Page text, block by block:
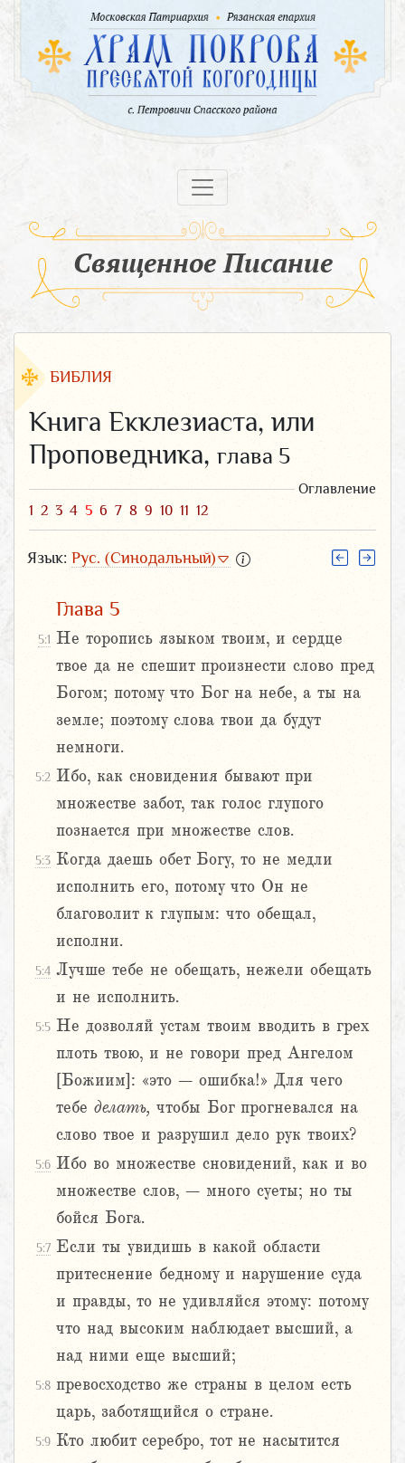
Священное Писание
БИБЛИЯ
Книга Екклезиаста, или
Проповедника, глава 5
Оглавление
1 2 3 4 5 6 7 8 9 10 11 12
Язык: Рус. (Синодальный)
Глава 5
5:1 Не торопись языком твоим, и сердце
твое да не спешит произнести слово пред
Богом; потому что Бог на небе, а ты на
земле; поэтому слова твои да будут
немноги.
5:2 Ибо, как сновидения бывают при
множестве забот, так голос глупого
познается при множестве слов.
5:3 Когда даешь обет Богу, то не медли
исполнить его, потому что Он не
благоволит к глупым: что обещал,
исполни.
5:4 Лучше тебе не обещать, нежели обещать
и не исполнить.
5:5 Не дозволяй устам твоим вводить в грех
плоть твою, и не говори пред Ангелом
[Божиим]: «это – ошибка!» Для чего
тебе делать, чтобы Бог прогневался на
слово твое и разрушил дело рук твоих?
5:6 Ибо во множестве сновидений, как и во
множестве слов, – много суеты; но ты
бойся Бога.
5:7 Если ты увидишь в какой области
притеснение бедному и нарушение суда
и правды, то не удивляйся этому: потому
что над высоким наблюдает высший, а
над ними еще высший;
5:8 превосходство же страны в целом есть
царь, заботящийся о стране.
5:9 Кто любит серебро, тот не насытится